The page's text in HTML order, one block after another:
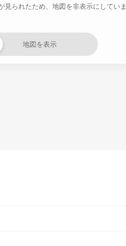
見られたため、地図を非表示にしていま
地図を表示